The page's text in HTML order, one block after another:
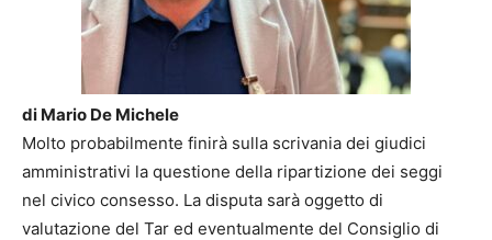
di Mario De Michele
Molto probabilmente finirà sulla scrivania dei giudici
amministrativi la questione della ripartizione dei seggi
nel civico consesso. La disputa sarà oggetto di
valutazione del Tar ed eventualmente del Consiglio di